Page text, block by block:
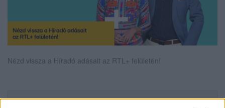
Nézd vissza a Híradó adásait az RTL+ felületén!